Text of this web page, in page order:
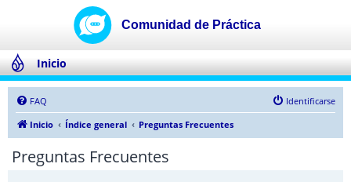
Inicio
FAQ
Identificarse
Inicio
Índice general Preguntas Frecuentes
Preguntas Frecuentes